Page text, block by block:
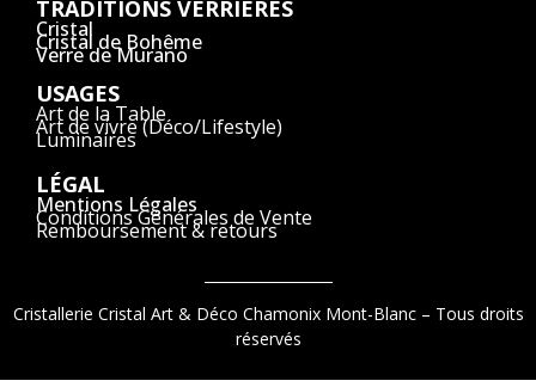
TRADITIONS VERRIÈRES
Cristal
Cristal de Bohême
Verre de Murano
USAGES
Art de la Table
Art de vivre (Déco/Lifestyle)
Luminaires
LÉGAL
Mentions Légales
Conditions Générales de Vente
Remboursement & retours
Cristallerie Cristal Art & Déco Chamonix Mont-Blanc – Tous droits
réservés